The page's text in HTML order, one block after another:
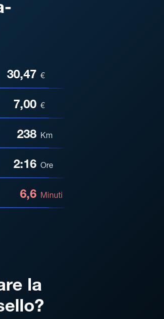
30,47 €
7,00 €
238 Km
2:16 Ore
6,6 Minuti
la